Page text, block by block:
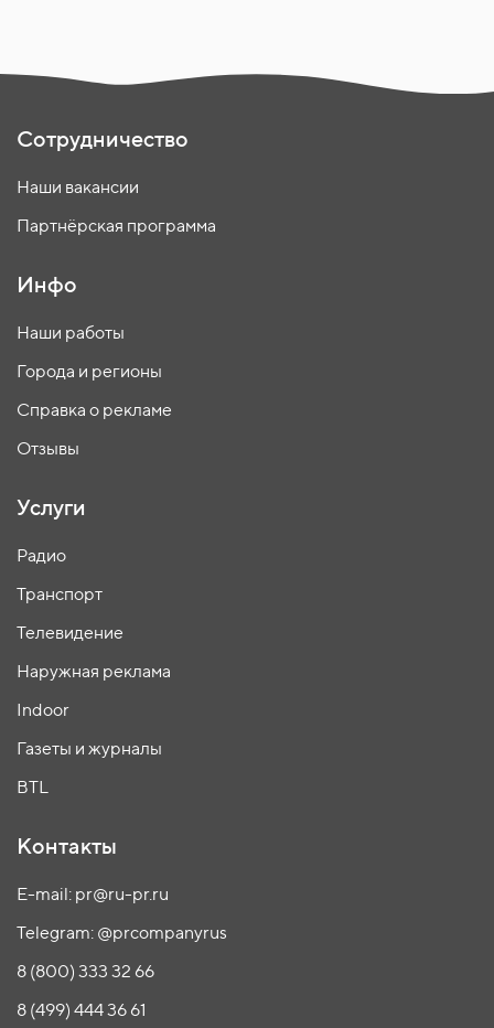
Сотрудничество
Наши вакансии
Партнёрская программа
Инфо
Наши работы
Города и регионы
Справка о рекламе
Отзывы
Услуги
Радио
Транспорт
Телевидение
Наружная реклама
Indoor
Газеты и журналы
BTL
Контакты
E-mail: pr@ru-pr.ru
Telegram: @prcompanyrus
8 (800) 333 32 66
8 (499) 444 36 61